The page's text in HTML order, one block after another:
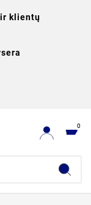
klientų
0